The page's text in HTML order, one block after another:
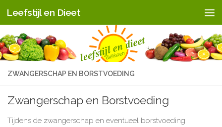
Doorgaan naar inhoud
Leefstijl en Dieet
ZWANGERSCHAP EN BORSTVOEDING
Zwangerschap en Borstvoeding
Tijdens de zwangerschap en eventueel borstvoeding